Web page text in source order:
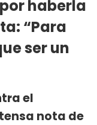
haberla
“Para
ser un
el
nota de